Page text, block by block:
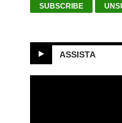
ASSISTA